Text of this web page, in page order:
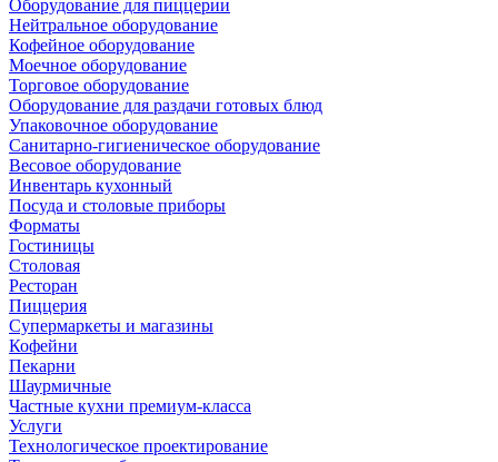
Оборудование для пиццерии
Нейтральное оборудование
Кофейное оборудование
Моечное оборудование
Торговое оборудование
Оборудование для раздачи готовых блюд
Упаковочное оборудование
Санитарно-гигиеническое оборудование
Весовое оборудование
Инвентарь кухонный
Посуда и столовые приборы
Форматы
Гостиницы
Столовая
Ресторан
Пиццерия
Супермаркеты и магазины
Кофейни
Пекарни
Шаурмичные
Частные кухни премиум-класса
Услуги
Технологическое проектирование